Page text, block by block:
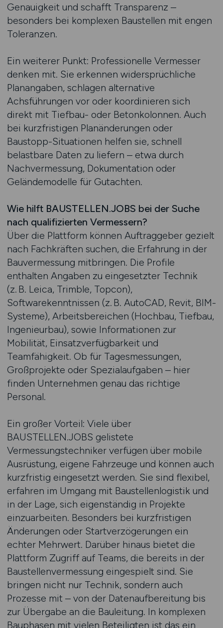
Genauigkeit und schafft Transparenz –
besonders bei komplexen Baustellen mit engen
Toleranzen.
Ein weiterer Punkt: Professionelle Vermesser
denken mit. Sie erkennen widersprüchliche
Planangaben, schlagen alternative
Achsführungen vor oder koordinieren sich
direkt mit Tiefbau- oder Betonkolonnen. Auch
bei kurzfristigen Planänderungen oder
Baustopp-Situationen helfen sie, schnell
belastbare Daten zu liefern – etwa durch
Nachvermessung, Dokumentation oder
Geländemodelle für Gutachten.
Wie hilft BAUSTELLEN.JOBS bei der Suche
nach qualifizierten Vermessern?
Über die Plattform können Auftraggeber gezielt
nach Fachkräften suchen, die Erfahrung in der
Bauvermessung mitbringen. Die Profile
enthalten Angaben zu eingesetzter Technik
(z. B. Leica, Trimble, Topcon),
Softwarekenntnissen (z. B. AutoCAD, Revit, BIM-
Systeme), Arbeitsbereichen (Hochbau, Tiefbau,
Ingenieurbau), sowie Informationen zur
Mobilität, Einsatzverfügbarkeit und
Teamfähigkeit. Ob für Tagesmessungen,
Großprojekte oder Spezialaufgaben – hier
finden Unternehmen genau das richtige
Personal.
Ein großer Vorteil: Viele über
BAUSTELLEN.JOBS gelistete
Vermessungstechniker verfügen über mobile
Ausrüstung, eigene Fahrzeuge und können auch
kurzfristig eingesetzt werden. Sie sind flexibel,
erfahren im Umgang mit Baustellenlogistik und
in der Lage, sich eigenständig in Projekte
einzuarbeiten. Besonders bei kurzfristigen
Änderungen oder Startverzögerungen ein
echter Mehrwert. Darüber hinaus bietet die
Plattform Zugriff auf Teams, die bereits in der
Baustellenvermessung eingespielt sind. Sie
bringen nicht nur Technik, sondern auch
Prozesse mit – von der Datenaufbereitung bis
zur Übergabe an die Bauleitung. In komplexen
Bauphasen mit vielen Beteiligten ist das ein